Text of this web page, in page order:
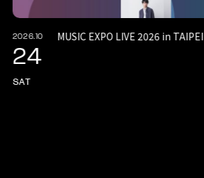
2026.10
24
SAT
MUSIC EXPO LIVE 2026 in TAIPEI